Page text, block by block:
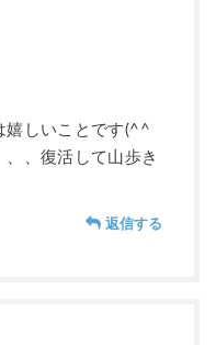
嬉しいことです(^^
、復活して山歩き
返信する